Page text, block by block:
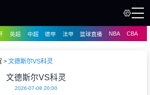
英超 中超 德甲 法甲 篮球直播 NBA CBA
文德斯尔VS科灵
文德斯尔VS科灵
2026-07-08 20:00